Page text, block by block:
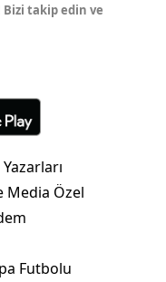
takip edin ve
Media Özel
Futbolu